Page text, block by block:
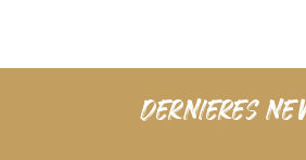
dernieres